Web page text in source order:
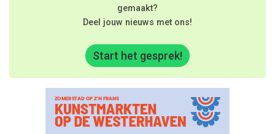
gemaakt?
Deel jouw nieuws met ons!
Start het gesprek!